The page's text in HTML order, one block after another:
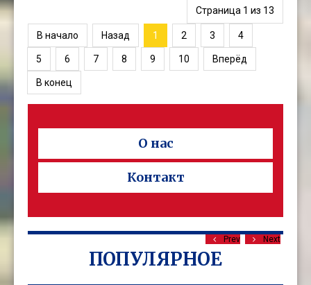
Страница 1 из 13
В начало Назад 1 2 3 4
5 6 7 8 9 10 Вперёд
В конец
О нас
Контакт
ПОПУЛЯРНОЕ
Prev Next